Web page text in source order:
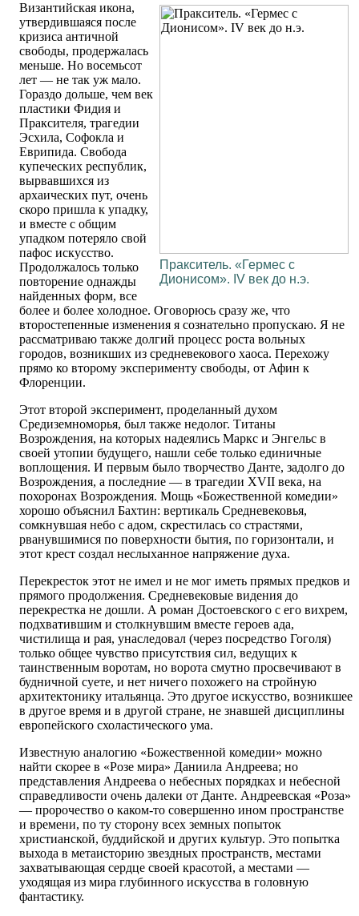
Пракситель. «Гермес с
Дионисом». IV век до н.э.
Византийская икона,
утвердившаяся после
кризиса античной
свободы, продержалась
меньше. Но восемьсот
лет — не так уж мало.
Гораздо дольше, чем век
пластики Фидия и
Праксителя, трагедии
Эсхила, Софокла и
Еврипида. Свобода
купеческих республик,
вырвавшихся из
архаических пут, очень
скоро пришла к упадку,
и вместе с общим
упадком потеряло свой
пафос искусство.
Продолжалось только
повторение однажды
найденных форм, все
более и более холодное. Оговорюсь сразу же, что
второстепенные изменения я сознательно пропускаю. Я не
рассматриваю также долгий процесс роста вольных
городов, возникших из средневекового хаоса. Перехожу
прямо ко второму эксперименту свободы, от Афин к
Флоренции.
Этот второй эксперимент, проделанный духом
Средиземноморья, был также недолог. Титаны
Возрождения, на которых надеялись Маркс и Энгельс в
своей утопии будущего, нашли себе только единичные
воплощения. И первым было творчество Данте, задолго до
Возрождения, а последние — в трагедии XVII века, на
похоронах Возрождения. Мощь «Божественной комедии»
хорошо объяснил Бахтин: вертикаль Средневековья,
сомкнувшая небо с адом, скрестилась со страстями,
рванувшимися по поверхности бытия, по горизонтали, и
этот крест создал неслыханное напряжение духа.
Перекресток этот не имел и не мог иметь прямых предков и
прямого продолжения. Средневековые видения до
перекрестка не дошли. А роман Достоевского с его вихрем,
подхватившим и столкнувшим вместе героев ада,
чистилища и рая, унаследовал (через посредство Гоголя)
только общее чувство присутствия сил, ведущих к
таинственным воротам, но ворота смутно просвечивают в
будничной суете, и нет ничего похожего на стройную
архитектонику итальянца. Это другое искусство, возникшее
в другое время и в другой стране, не знавшей дисциплины
европейского схоластического ума.
Известную аналогию «Божественной комедии» можно
найти скорее в «Розе мира» Даниила Андреева; но
представления Андреева о небесных порядках и небесной
справедливости очень далеки от Данте. Андреевская «Роза»
— пророчество о каком-то совершенно ином пространстве
и времени, по ту сторону всех земных попыток
христианской, буддийской и других культур. Это попытка
выхода в метаисторию звездных пространств, местами
захватывающая сердце своей красотой, а местами —
уходящая из мира глубинного искусства в головную
фантастику.